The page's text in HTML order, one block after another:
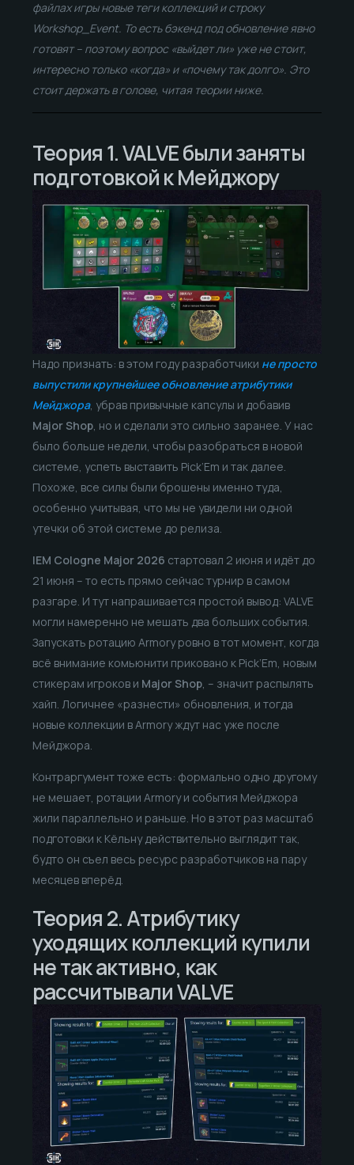
файлах игры новые теги коллекций и строку
Workshop_Event. То есть бэкенд под обновление явно
готовят – поэтому вопрос «выйдет ли» уже не стоит,
интересно только «когда» и «почему так долго». Это
стоит держать в голове, читая теории ниже.
Теория 1. VALVE были заняты
подготовкой к Мейджору
Надо признать: в этом году разработчики не просто
выпустили крупнейшее обновление атрибутики
Мейджора, убрав привычные капсулы и добавив
Major Shop, но и сделали это сильно заранее. У нас
было больше недели, чтобы разобраться в новой
системе, успеть выставить Pick’Em и так далее.
Похоже, все силы были брошены именно туда,
особенно учитывая, что мы не увидели ни одной
утечки об этой системе до релиза.
IEM Cologne Major 2026 стартовал 2 июня и идёт до
21 июня – то есть прямо сейчас турнир в самом
разгаре. И тут напрашивается простой вывод: VALVE
могли намеренно не мешать два больших события.
Запускать ротацию Armory ровно в тот момент, когда
всё внимание комьюнити приковано к Pick’Em, новым
стикерам игроков и Major Shop, – значит распылять
хайп. Логичнее «разнести» обновления, и тогда
новые коллекции в Armory ждут нас уже после
Мейджора.
Контраргумент тоже есть: формально одно другому
не мешает, ротации Armory и события Мейджора
жили параллельно и раньше. Но в этот раз масштаб
подготовки к Кёльну действительно выглядит так,
будто он съел весь ресурс разработчиков на пару
месяцев вперёд.
Теория 2. Атрибутику
уходящих коллекций купили
не так активно, как
рассчитывали VALVE